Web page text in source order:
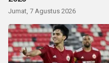
Jumat, 7 Agustus 2026